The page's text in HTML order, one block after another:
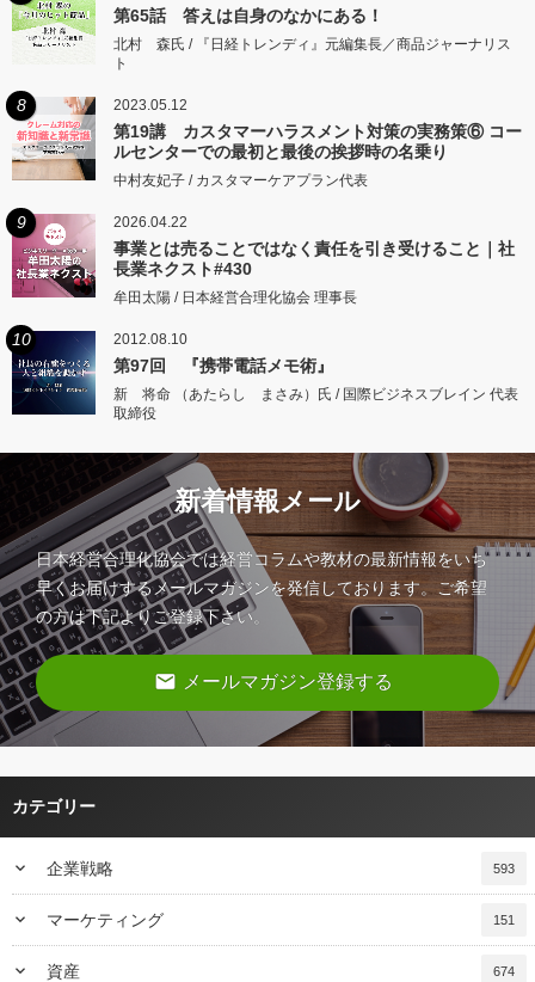
第65話 答えは自身のなかにある！
北村 森氏 / 『日経トレンディ』元編集長／商品ジャーナリス
ト
8 2023.05.12
第19講 カスタマーハラスメント対策の実務策⑥ コー
ルセンターでの最初と最後の挨拶時の名乗り
中村友妃子 / カスタマーケアプラン代表
9 2026.04.22
事業とは売ることではなく責任を引き受けること｜社
長業ネクスト#430
牟田太陽 / 日本経営合理化協会 理事長
10 2012.08.10
第97回 『携帯電話メモ術』
新 将命 （あたらし まさみ）氏 / 国際ビジネスブレイン 代表
取締役
新着情報メール
日本経営合理化協会では経営コラムや教材の最新情報をいち
早くお届けするメールマガジンを発信しております。ご希望
の方は下記よりご登録下さい。
email メールマガジン登録する
カテゴリー
keyboard_arrow_down 企業戦略 593
keyboard_arrow_down マーケティング 151
keyboard_arrow_down 資産 674